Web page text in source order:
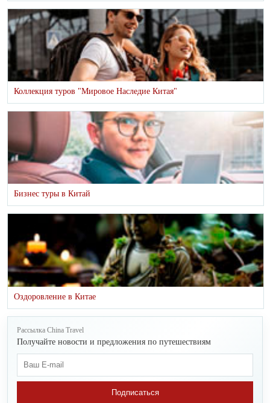
Коллекция туров "Мировое Наследие Китая"
Бизнес туры в Китай
Оздоровление в Китае
Рассылка China Travel
Получайте новости и предложения по путешествиям
Подписаться